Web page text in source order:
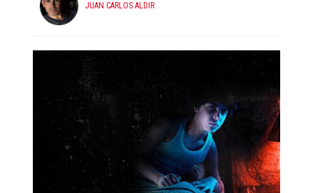
JUAN CARLOS ALDIR